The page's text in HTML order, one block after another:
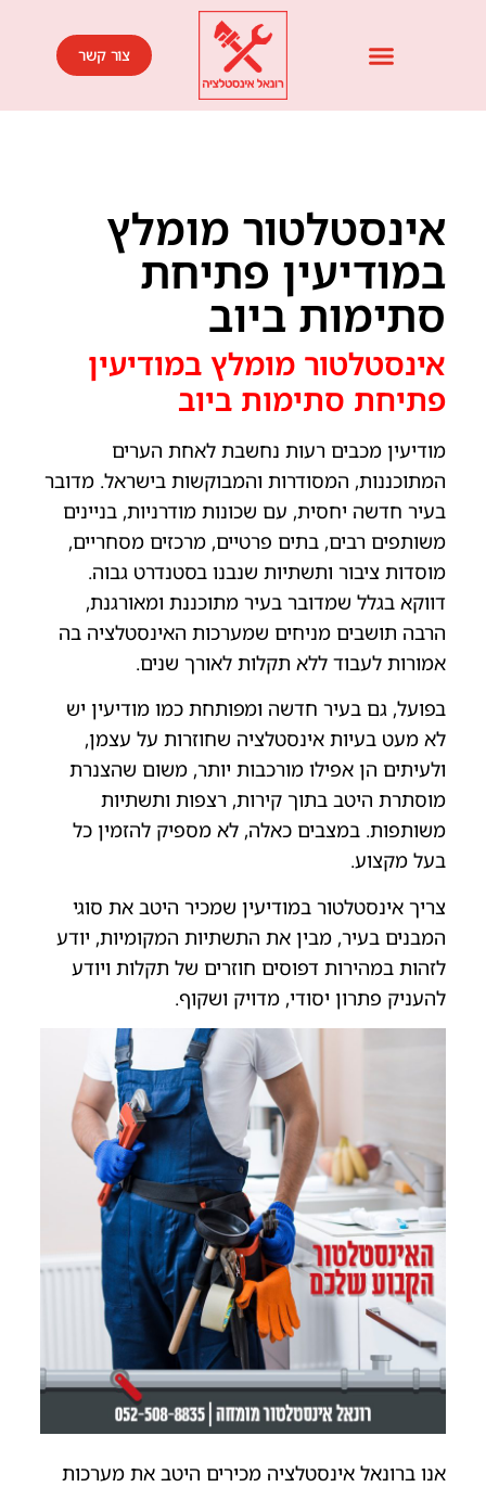
צור קשר
אינסטלטור מומלץ
במודיעין פתיחת
סתימות ביוב
אינסטלטור מומלץ במודיעין
פתיחת סתימות ביוב
מודיעין מכבים רעות נחשבת לאחת הערים
המתוכננות, המסודרות והמבוקשות בישראל. מדובר
בעיר חדשה יחסית, עם שכונות מודרניות, בניינים
משותפים רבים, בתים פרטיים, מרכזים מסחריים,
מוסדות ציבור ותשתיות שנבנו בסטנדרט גבוה.
דווקא בגלל שמדובר בעיר מתוכננת ומאורגנת,
הרבה תושבים מניחים שמערכות האינסטלציה בה
אמורות לעבוד ללא תקלות לאורך שנים.
בפועל, גם בעיר חדשה ומפותחת כמו מודיעין יש
לא מעט בעיות אינסטלציה שחוזרות על עצמן,
ולעיתים הן אפילו מורכבות יותר, משום שהצנרת
מוסתרת היטב בתוך קירות, רצפות ותשתיות
משותפות. במצבים כאלה, לא מספיק להזמין כל
בעל מקצוע.
צריך אינסטלטור במודיעין שמכיר היטב את סוגי
המבנים בעיר, מבין את התשתיות המקומיות, יודע
לזהות במהירות דפוסים חוזרים של תקלות ויודע
להעניק פתרון יסודי, מדויק ושקוף.
אנו ברונאל אינסטלציה מכירים היטב את מערכות